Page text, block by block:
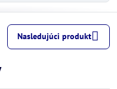
Nasledujúci produkt